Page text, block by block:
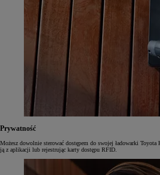
Prywatność
Możesz dowolnie sterować dostępem do swojej ładowarki
ją z aplikacji lub rejestrując karty dostępu RFID.